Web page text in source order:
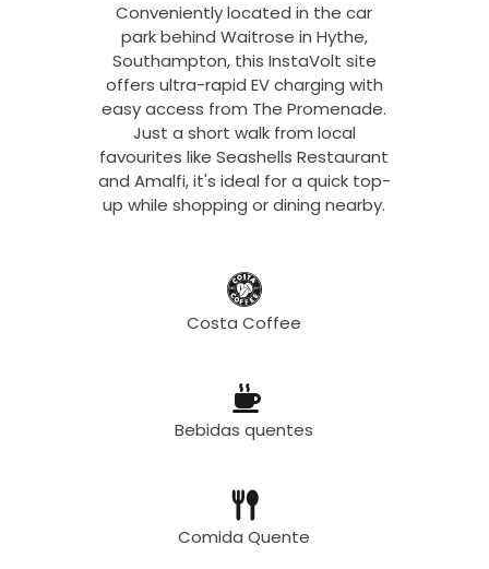
Conveniently located in the car
park behind Waitrose in Hythe,
Southampton, this InstaVolt site
offers ultra-rapid EV charging with
easy access from The Promenade.
Just a short walk from local
favourites like Seashells Restaurant
and Amalfi, it's ideal for a quick top-
up while shopping or dining nearby.
Costa Coffee
Bebidas quentes
Comida Quente